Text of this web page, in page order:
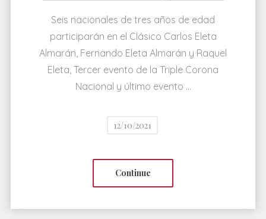
Seis nacionales de tres años de edad
participarán en el Clásico Carlos Eleta
Almarán, Fernando Eleta Almarán y Raquel
Eleta, Tercer evento de la Triple Corona
Nacional y último evento …
12/10/2021
Continue